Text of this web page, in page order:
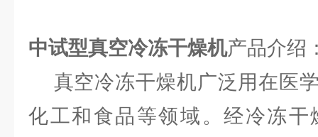
中试型真空冷冻干燥机产品介绍
真空冷冻干燥机广泛用在医
化工和食品等领域。经冷冻干